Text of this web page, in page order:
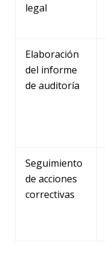
legal
Elaboración
del informe
de auditoría
Seguimiento
de acciones
correctivas